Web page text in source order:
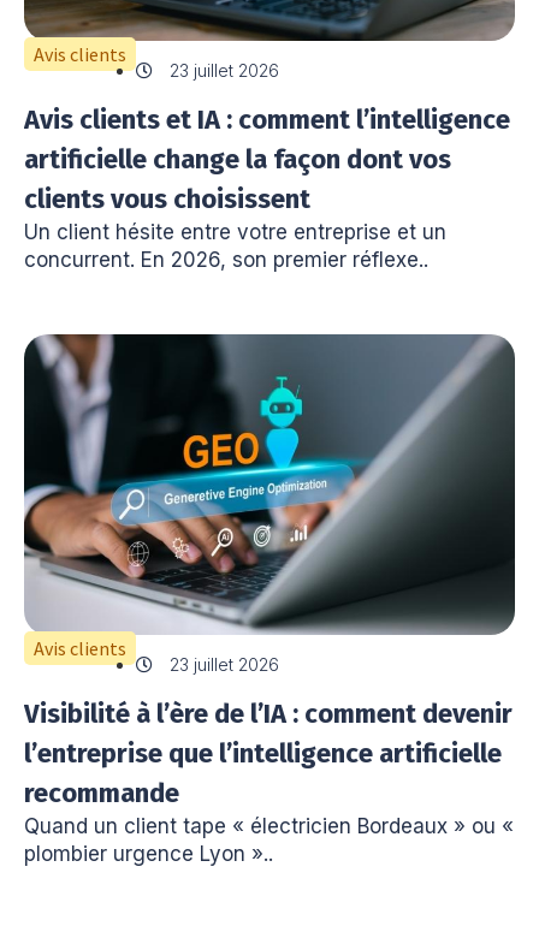
Avis clients
23 juillet 2026
Avis clients et IA : comment l’intelligence
artificielle change la façon dont vos
clients vous choisissent
Un client hésite entre votre entreprise et un
concurrent. En 2026, son premier réflexe..
Avis clients
23 juillet 2026
Visibilité à l’ère de l’IA : comment devenir
l’entreprise que l’intelligence artificielle
recommande
Quand un client tape « électricien Bordeaux » ou «
plombier urgence Lyon »..